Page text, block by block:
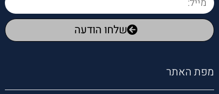
ות
איכפתי
קשבת
שלחו הודעה
מפת האתר